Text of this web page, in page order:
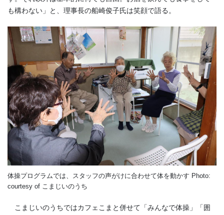
も構わない」と、理事長の船崎俊子氏は笑顔で語る。
体操プログラムでは、スタッフの声がけに合わせて体を動かす Photo:
courtesy of こまじいのうち
こまじいのうちではカフェこまと併せて「みんなで体操」「囲